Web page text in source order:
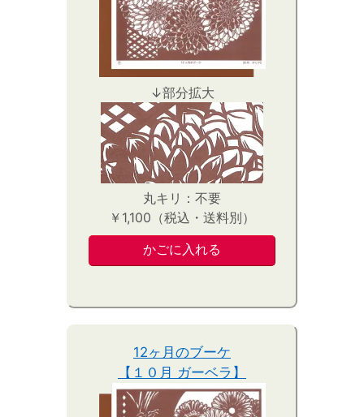
↓部分拡大
丸キリ：不要
￥1,100（税込・送料別）
12ヶ月のブーケ
【１０月 ガーベラ】